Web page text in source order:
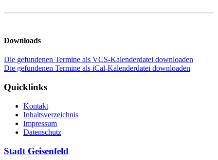
Downloads
Die gefundenen Termine als VCS-Kalenderdatei downloaden
Die gefundenen Termine als iCal-Kalenderdatei downloaden
Quicklinks
Kontakt
Inhaltsverzeichnis
Impressum
Datenschutz
Stadt Geisenfeld